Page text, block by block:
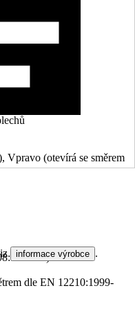
Vpravo (otevírá se směrem
11)
dle EN 12210:1999-
informace výrobce .